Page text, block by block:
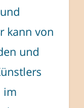
kann von
und
im